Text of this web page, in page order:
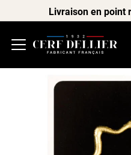
Livraison en point